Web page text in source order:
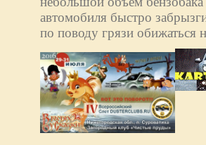
автомобиля быстро
по поводу грязи обижаться